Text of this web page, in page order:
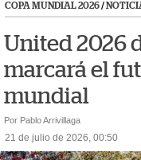
COPA MUNDIAL 2026/
United 2026
marcará el
mundial
Por Pablo Arrivillaga
21 de julio de 2026, 00:50